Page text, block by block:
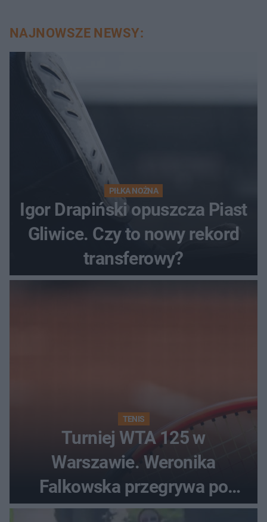
NAJNOWSZE NEWSY:
PIŁKA NOŻNA
Igor Drapiński opuszcza Piast
Gliwice. Czy to nowy rekord
transferowy?
TENIS
Turniej WTA 125 w
Warszawie. Weronika
Falkowska przegrywa po
zaciętym boju